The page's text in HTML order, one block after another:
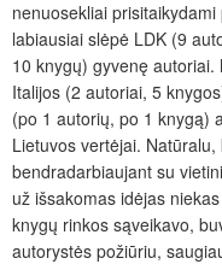
nenuosekliai
labiausiai slėpė LDK (9
10 knygų) gyvenę
Italijos (2 autoriai, 5
(po 1 autorių, po 1 knygą)
Lietuvos vertėjai.
bendradarbiaujant su
už išsakomas idėjas
knygų rinkos sąveikavo,
autorystės požiūriu,